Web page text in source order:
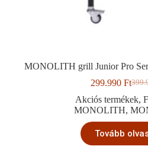
MONOLITH grill Junior Pro
price
was:
299.990Ft
price
is:
Akciós termékek,
MONOLITH,
Tovább